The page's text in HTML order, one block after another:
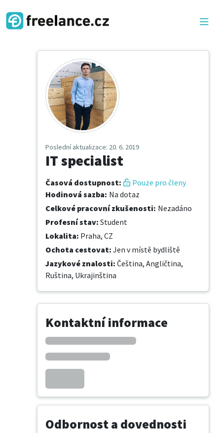
Poslední aktualizace: 20. 6. 2019
IT specialist
Časová dostupnost:
Pouze pro členy
Hodinová sazba: Na dotaz
Celkové pracovní zkušenosti: Nezadáno
Profesní stav: Student
Lokalita: Praha, CZ
Ochota cestovat: Jen v místě bydliště
Jazykové znalosti: Čeština, Angličtina,
Ruština, Ukrajinština
Kontaktní informace
Odbornost a dovednosti